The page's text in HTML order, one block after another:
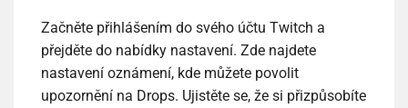
Začněte přihlášením do svého účtu Twitch a
přejděte do nabídky nastavení. Zde najdete
nastavení oznámení, kde můžete povolit
upozornění na Drops. Ujistěte se, že si přizpůsobíte